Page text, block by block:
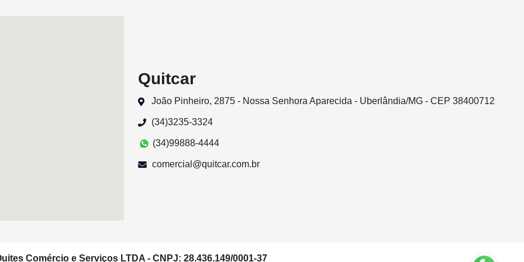
Quitcar
João Pinheiro, 2875 - Nossa Senhora Aparecida - Uberlândia/MG - CEP 38400712
(34)3235-3324
(34)99888-4444
comercial@quitcar.com.br
Comércio e Serviços LTDA - CNPJ: 28.436.149/0001-37